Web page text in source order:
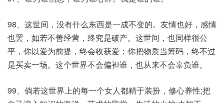
98、这世间，没有什么东西是一成不变的。友情也好，感情
也罢，如若不善经营，终究是破产。这世间，也同样很公
平，你以爱为前提，终会收获爱；你把物质当筹码，终不过
是买卖一场。这个世界不会偏袒谁，也从来不会辜负谁。
99、倘若这世界上的每一个女人都精于装扮，修心养性;把